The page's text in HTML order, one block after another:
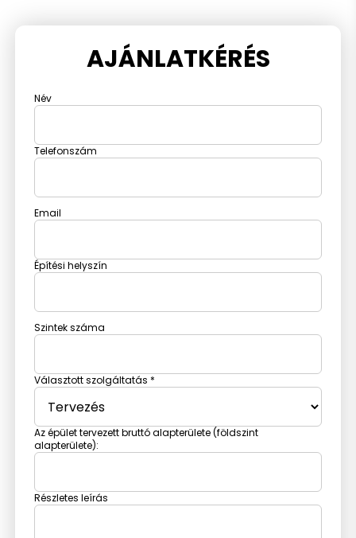
AJÁNLATKÉRÉS
Név
Telefonszám
Email
Építési helyszín
Szintek száma
Választott szolgáltatás *
Az épület tervezett bruttó alapterülete (földszint
alapterülete):
Részletes leírás